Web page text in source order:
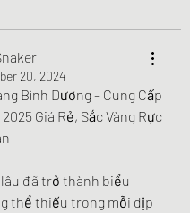
20, 2024
Bình Dương – Cung Cấp
Giá Rẻ, Sắc Vàng Rực
lâu đã trở thành biểu
thể thiếu trong mỗi dịp